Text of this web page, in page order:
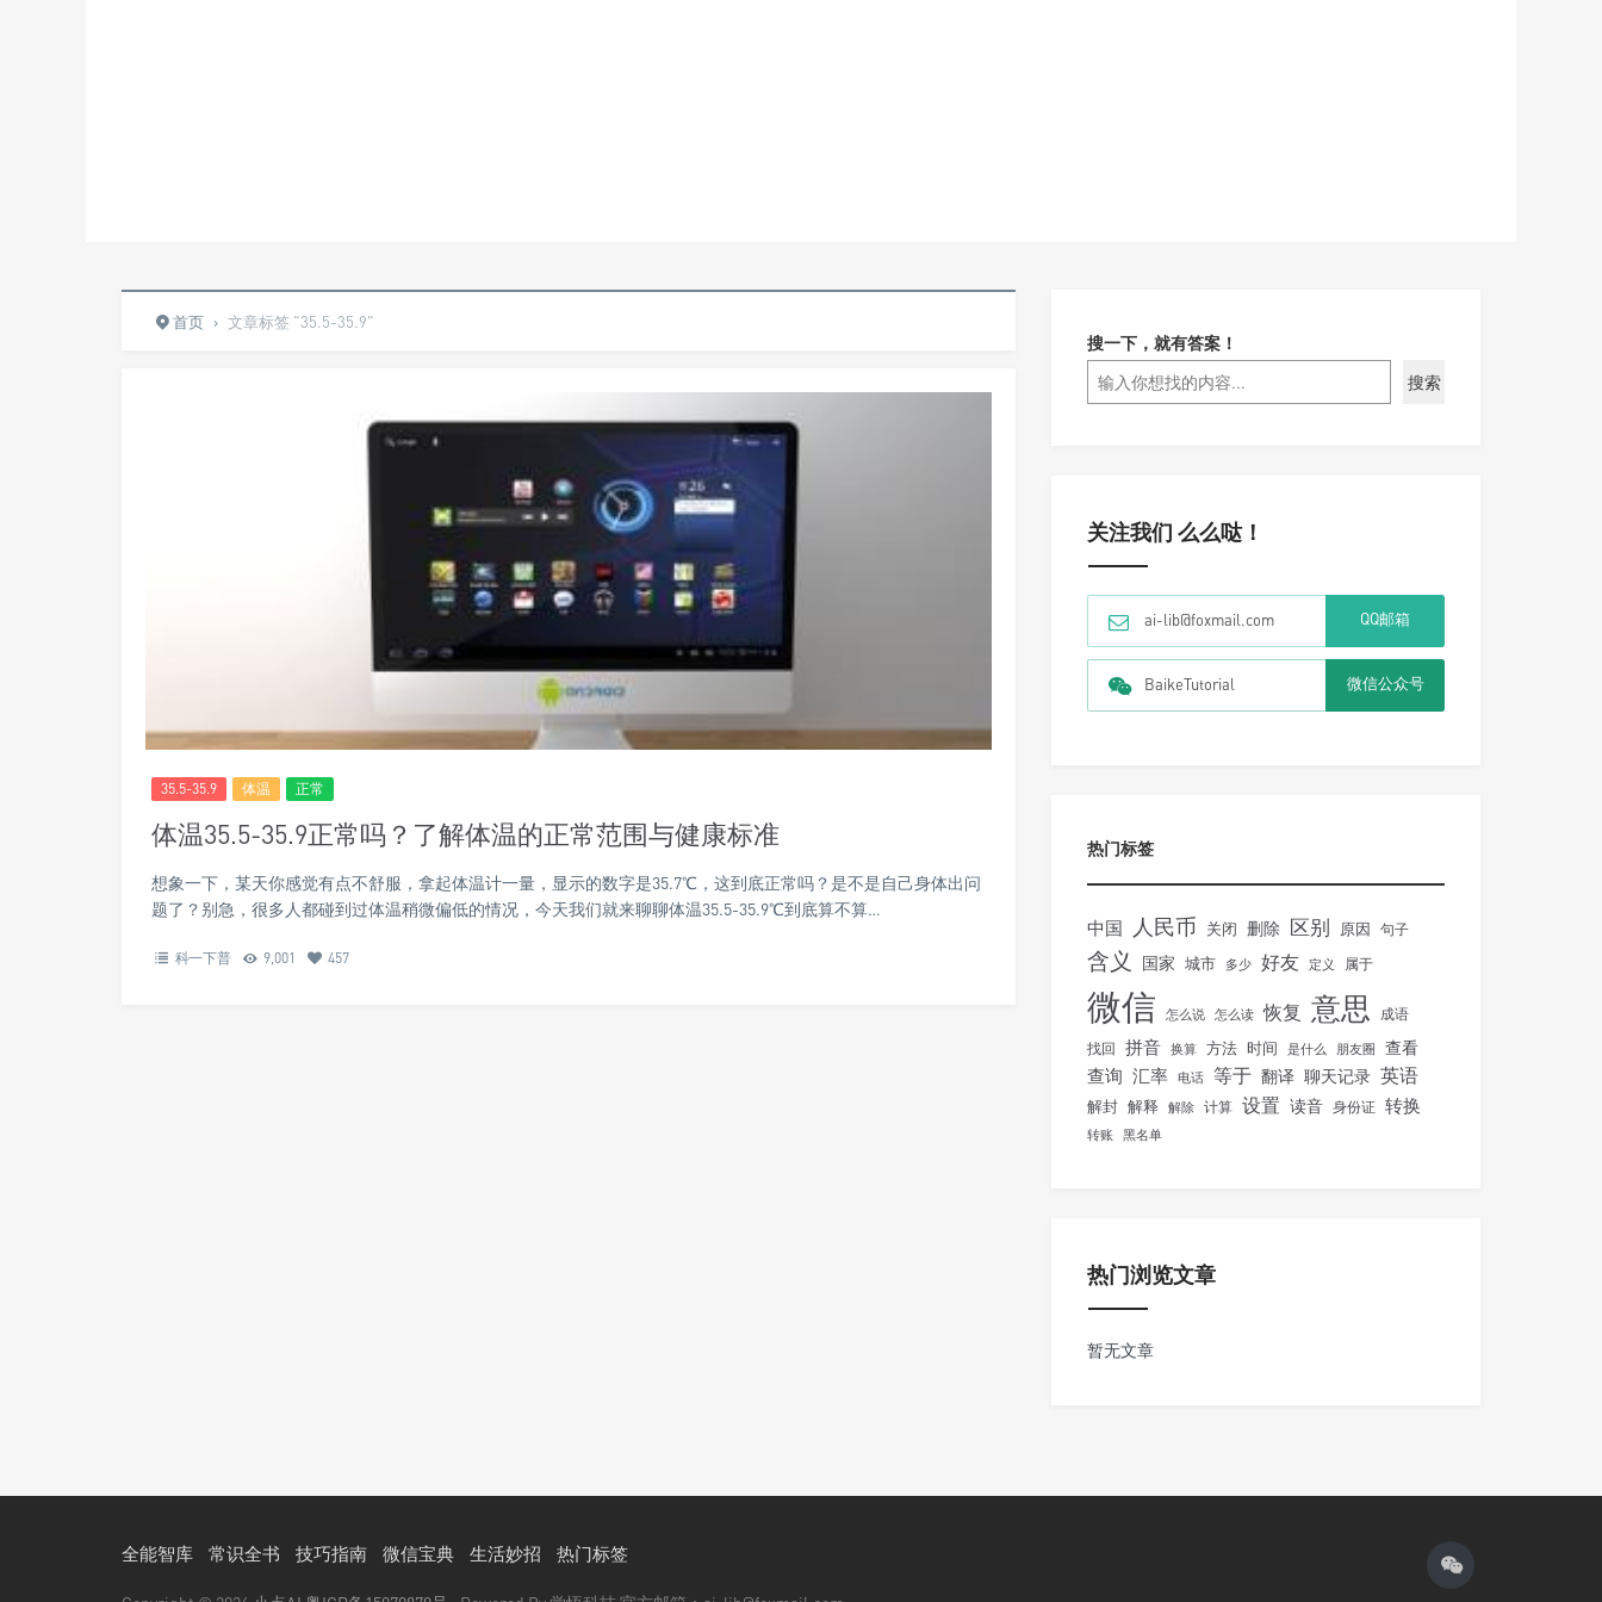
首页 › 文章标签 "35.5-35.9"
35.5-35.9 体温 正常
体温35.5-35.9正常吗？了解体温的正常范围与健康标准
想象一下，某天你感觉有点不舒服，拿起体温计一量，显示的数字是35.7℃，这到底正常吗？是不是自己身体出问
题了？别急，很多人都碰到过体温稍微偏低的情况，今天我们就来聊聊体温35.5-35.9℃到底算不算…
科一下普 9,001 457
搜一下，就有答案！
搜索
关注我们 么么哒！
ai-lib@foxmail.com QQ邮箱
BaikeTutorial 微信公众号
热门标签
中国 人民币 关闭 删除 区别 原因 句子
含义 国家 城市 多少 好友 定义 属于
微信 怎么说 怎么读 恢复 意思 成语
找回 拼音 换算 方法 时间 是什么 朋友圈 查看
查询 汇率 电话 等于 翻译 聊天记录 英语
解封 解释 解除 计算 设置 读音 身份证 转换
转账 黑名单
热门浏览文章
暂无文章
全能智库 常识全书 技巧指南 微信宝典 生活妙招 热门标签